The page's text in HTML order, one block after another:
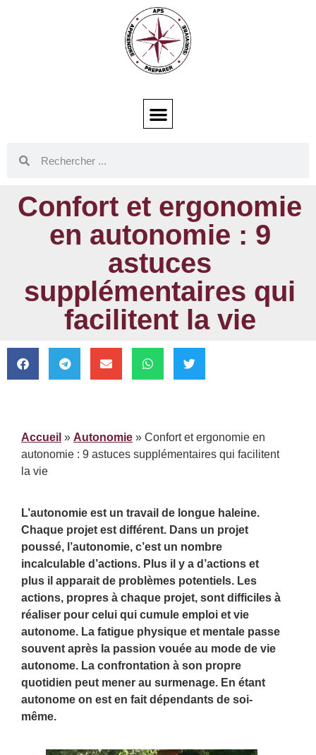
Confort et ergonomie
en autonomie : 9
astuces
supplémentaires qui
facilitent la vie
Accueil » Autonomie » Confort et ergonomie en
autonomie : 9 astuces supplémentaires qui facilitent
la vie
L’autonomie est un travail de longue haleine.
Chaque projet est différent. Dans un projet
poussé, l’autonomie, c’est un nombre
incalculable d’actions. Plus il y a d’actions et
plus il apparait de problèmes potentiels. Les
actions, propres à chaque projet, sont difficiles à
réaliser pour celui qui cumule emploi et vie
autonome. La fatigue physique et mentale passe
souvent après la passion vouée au mode de vie
autonome. La confrontation à son propre
quotidien peut mener au surmenage. En étant
autonome on est en fait dépendants de soi-
même.